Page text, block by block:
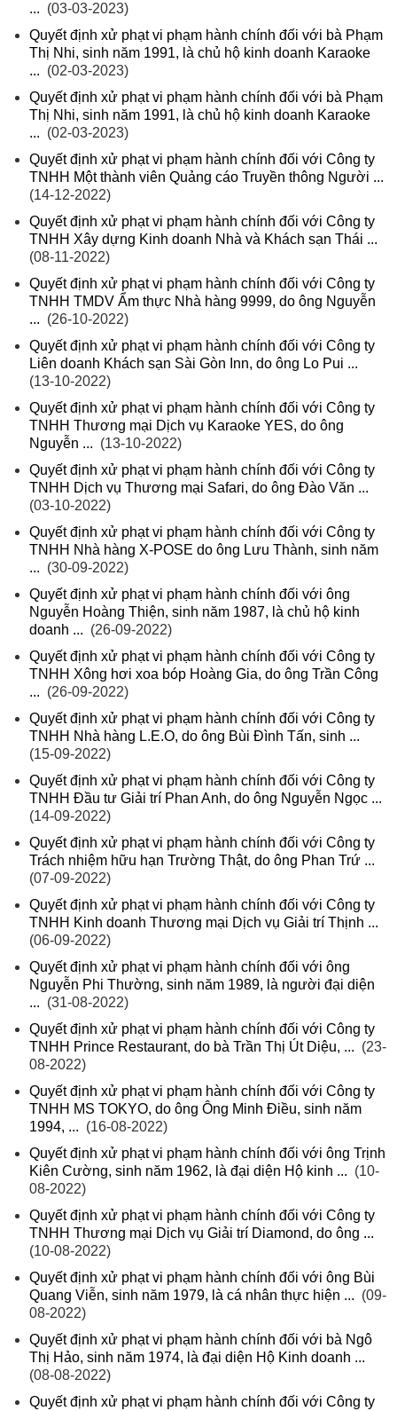
... (03-03-2023)
Quyết định xử phạt vi phạm hành chính đối với bà Phạm
Thị Nhi, sinh năm 1991, là chủ hộ kinh doanh Karaoke
... (02-03-2023)
Quyết định xử phạt vi phạm hành chính đối với bà Phạm
Thị Nhi, sinh năm 1991, là chủ hộ kinh doanh Karaoke
... (02-03-2023)
Quyết định xử phạt vi phạm hành chính đối với Công ty
TNHH Một thành viên Quảng cáo Truyền thông Người ...
(14-12-2022)
Quyết định xử phạt vi phạm hành chính đối với Công ty
TNHH Xây dựng Kinh doanh Nhà và Khách sạn Thái ...
(08-11-2022)
Quyết định xử phạt vi phạm hành chính đối với Công ty
TNHH TMDV Ẩm thực Nhà hàng 9999, do ông Nguyễn
... (26-10-2022)
Quyết định xử phạt vi phạm hành chính đối với Công ty
Liên doanh Khách sạn Sài Gòn Inn, do ông Lo Pui ...
(13-10-2022)
Quyết định xử phạt vi phạm hành chính đối với Công ty
TNHH Thương mại Dịch vụ Karaoke YES, do ông
Nguyễn ... (13-10-2022)
Quyết định xử phạt vi phạm hành chính đối với Công ty
TNHH Dịch vụ Thương mại Safari, do ông Đào Văn ...
(03-10-2022)
Quyết định xử phạt vi phạm hành chính đối với Công ty
TNHH Nhà hàng X-POSE do ông Lưu Thành, sinh năm
... (30-09-2022)
Quyết định xử phạt vi phạm hành chính đối với ông
Nguyễn Hoàng Thiện, sinh năm 1987, là chủ hộ kinh
doanh ... (26-09-2022)
Quyết định xử phạt vi phạm hành chính đối với Công ty
TNHH Xông hơi xoa bóp Hoàng Gia, do ông Trần Công
... (26-09-2022)
Quyết định xử phạt vi phạm hành chính đối với Công ty
TNHH Nhà hàng L.E.O, do ông Bùi Đình Tấn, sinh ...
(15-09-2022)
Quyết định xử phạt vi phạm hành chính đối với Công ty
TNHH Đầu tư Giải trí Phan Anh, do ông Nguyễn Ngọc ...
(14-09-2022)
Quyết định xử phạt vi phạm hành chính đối với Công ty
Trách nhiệm hữu hạn Trường Thật, do ông Phan Trứ ...
(07-09-2022)
Quyết định xử phạt vi phạm hành chính đối với Công ty
TNHH Kinh doanh Thương mại Dịch vụ Giải trí Thịnh ...
(06-09-2022)
Quyết định xử phạt vi phạm hành chính đối với ông
Nguyễn Phi Thường, sinh năm 1989, là người đại diện
... (31-08-2022)
Quyết định xử phạt vi phạm hành chính đối với Công ty
TNHH Prince Restaurant, do bà Trần Thị Út Diệu, ... (23-
08-2022)
Quyết định xử phạt vi phạm hành chính đối với Công ty
TNHH MS TOKYO, do ông Ông Minh Điều, sinh năm
1994, ... (16-08-2022)
Quyết định xử phạt vi phạm hành chính đối với ông Trịnh
Kiên Cường, sinh năm 1962, là đại diện Hộ kinh ... (10-
08-2022)
Quyết định xử phạt vi phạm hành chính đối với Công ty
TNHH Thương mại Dịch vụ Giải trí Diamond, do ông ...
(10-08-2022)
Quyết định xử phạt vi phạm hành chính đối với ông Bùi
Quang Viễn, sinh năm 1979, là cá nhân thực hiện ... (09-
08-2022)
Quyết định xử phạt vi phạm hành chính đối với bà Ngô
Thị Hảo, sinh năm 1974, là đại diện Hộ Kinh doanh ...
(08-08-2022)
Quyết định xử phạt vi phạm hành chính đối với Công ty